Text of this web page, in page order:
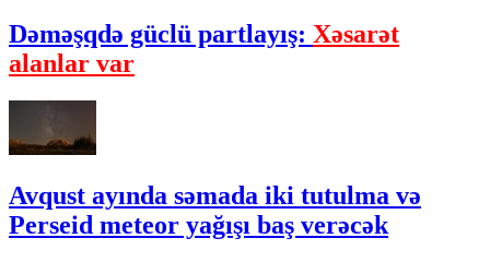
Dəməşqdə güclü partlayış: Xəsarət
alanlar var
Avqust ayında səmada iki tutulma və
Perseid meteor yağışı baş verəcək